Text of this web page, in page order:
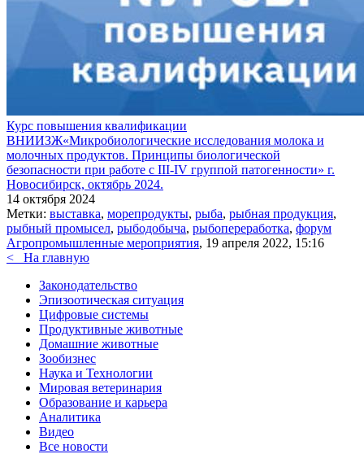
Курс повышения квалификации
ВНИИЗЖ«Микробиологические исследования молока и
молочных продуктов. Принципы биологической
безопасности при работе с ІІІ-ІV группой патогенности» г.
Новосибирск, октябрь 2024.
14 октября 2024
Метки: выставка, морепродукты, рыба, рыбная продукция,
рыбный промысел, рыбодобыча, рыбопереработка, форум
Агропромышленные мероприятия, 19 апреля 2022, 15:16
<
На главную
Законодательство
Эпизоотическая ситуация
Цифровые системы
Продуктивные животные
Домашние животные
Зообизнес
Наука и Технологии
Мировая ветеринария
Образование и карьера
Аналитика
Видео
Все новости